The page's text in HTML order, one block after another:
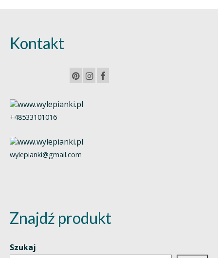
Kontakt
+48533101016
wylepianki@gmail.com
Znajdź produkt
Szukaj